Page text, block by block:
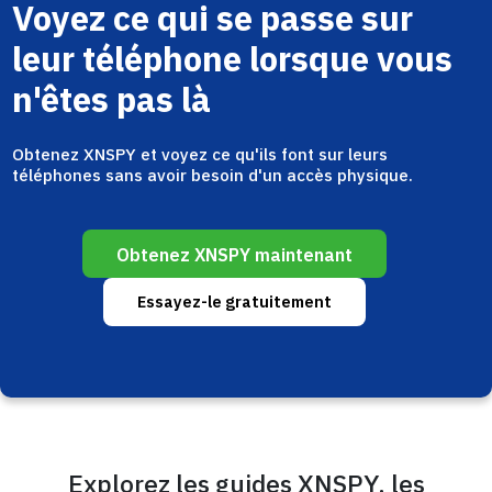
Voyez ce qui se passe sur
leur téléphone lorsque vous
n'êtes pas là
Obtenez XNSPY et voyez ce qu'ils font sur leurs
téléphones sans avoir besoin d'un accès physique.
Obtenez XNSPY maintenant
Essayez-le gratuitement
Explorez les guides XNSPY, les